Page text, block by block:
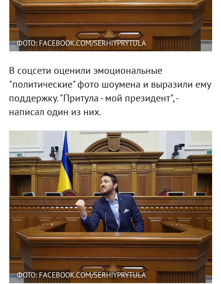
ФОТО: FACEBOOK.COM/SERHIYPRYTULA
В соцсети оценили эмоциональные
"политические" фото шоумена и выразили ему
поддержку. "Притула - мой президент", -
написал один из них.
ФОТО: FACEBOOK.COM/SERHIYPRYTULA